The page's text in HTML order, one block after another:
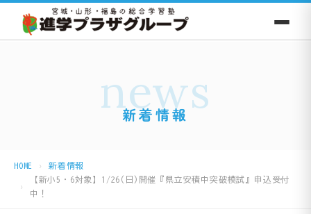
news
新着情報
HOME
新着情報
【新小5・6対象】1/26(日)開催『県立安積中突破模試』申込受付
中！